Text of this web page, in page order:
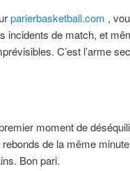
parierbasketball.com ,
incidents de match, et
C’est l’arme
moment de
de la même
Bon pari.